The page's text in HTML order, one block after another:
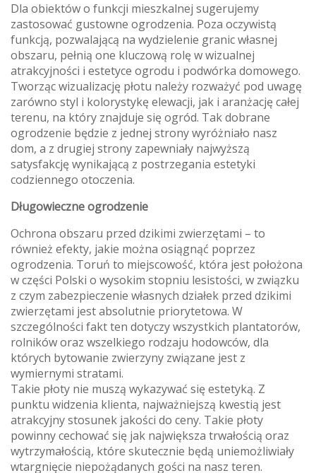
Dla obiektów o funkcji mieszkalnej sugerujemy
zastosować gustowne ogrodzenia. Poza oczywistą
funkcją, pozwalającą na wydzielenie granic własnej
obszaru, pełnią one kluczową rolę w wizualnej
atrakcyjności i estetyce ogrodu i podwórka domowego.
Tworząc wizualizację płotu należy rozważyć pod uwagę
zarówno styl i kolorystykę elewacji, jak i aranżację całej
terenu, na który znajduje się ogród. Tak dobrane
ogrodzenie będzie z jednej strony wyróżniało nasz
dom, a z drugiej strony zapewniały najwyższą
satysfakcję wynikającą z postrzegania estetyki
codziennego otoczenia.
Długowieczne ogrodzenie
Ochrona obszaru przed dzikimi zwierzętami – to
również efekty, jakie można osiągnąć poprzez
ogrodzenia. Toruń to miejscowość, która jest położona
w części Polski o wysokim stopniu lesistości, w związku
z czym zabezpieczenie własnych działek przed dzikimi
zwierzętami jest absolutnie priorytetowa. W
szczególności fakt ten dotyczy wszystkich plantatorów,
rolników oraz wszelkiego rodzaju hodowców, dla
których bytowanie zwierzyny związane jest z
wymiernymi stratami.
Takie płoty nie muszą wykazywać się estetyką. Z
punktu widzenia klienta, najważniejszą kwestią jest
atrakcyjny stosunek jakości do ceny. Takie płoty
powinny cechować się jak największa trwałością oraz
wytrzymałością, które skutecznie będą uniemożliwiały
wtargnięcie niepożądanych gości na nasz teren.